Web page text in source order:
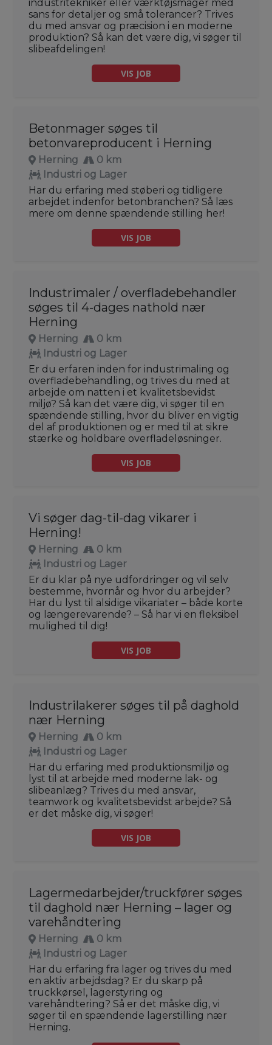
industritekniker eller værktøjsmager med
sans for detaljer og små tolerancer? Trives
du med ansvar og præcision i en moderne
produktion? Så kan det være dig, vi søger til
slibeafdelingen!
VIS JOB
Betonmager søges til
betonvareproducent i Herning
Herning
0 km
Industri og Lager
Har du erfaring med støberi og tidligere
arbejdet indenfor betonbranchen? Så læs
mere om denne spændende stilling her!
VIS JOB
Industrimaler / overfladebehandler
søges til 4-dages nathold nær
Herning
Herning
0 km
Industri og Lager
Er du erfaren inden for industrimaling og
overfladebehandling, og trives du med at
arbejde om natten i et kvalitetsbevidst
miljø? Så kan det være dig, vi søger til en
spændende stilling, hvor du bliver en vigtig
del af produktionen og er med til at sikre
stærke og holdbare overfladeløsninger.
VIS JOB
Vi søger dag-til-dag vikarer i
Herning!
Herning
0 km
Industri og Lager
Er du klar på nye udfordringer og vil selv
bestemme, hvornår og hvor du arbejder?
Har du lyst til alsidige vikariater – både korte
og længerevarende? – Så har vi en fleksibel
mulighed til dig!
VIS JOB
Industrilakerer søges til på daghold
nær Herning
Herning
0 km
Industri og Lager
Har du erfaring med produktionsmiljø og
lyst til at arbejde med moderne lak- og
slibeanlæg? Trives du med ansvar,
teamwork og kvalitetsbevidst arbejde? Så
er det måske dig, vi søger!
VIS JOB
Lagermedarbejder/truckfører søges
til daghold nær Herning – lager og
varehåndtering
Herning
0 km
Industri og Lager
Har du erfaring fra lager og trives du med
en aktiv arbejdsdag? Er du skarp på
truckkørsel, lagerstyring og
varehåndtering? Så er det måske dig, vi
søger til en spændende lagerstilling nær
Herning.